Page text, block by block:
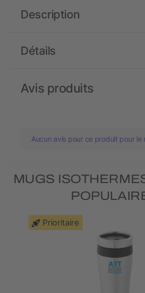
Détails
Description
Avis produits
Aucun avis pour ce produit pour le
MUGS
Prioritaire